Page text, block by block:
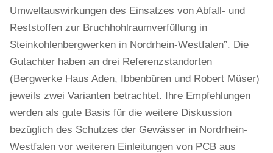
Umweltauswirkungen des Einsatzes von Abfall- und
Reststoffen zur Bruchhohlraumverfüllung in
Steinkohlenbergwerken in Nordrhein-Westfalen”. Die
Gutachter haben an drei Referenzstandorten
(Bergwerke Haus Aden, Ibbenbüren und Robert Müser)
jeweils zwei Varianten betrachtet. Ihre Empfehlungen
werden als gute Basis für die weitere Diskussion
bezüglich des Schutzes der Gewässer in Nordrhein-
Westfalen vor weiteren Einleitungen von PCB aus